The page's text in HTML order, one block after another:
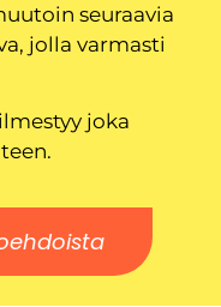
seuraavia
jolla varmasti
joka